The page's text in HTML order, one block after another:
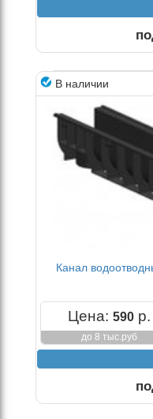
В наличии
Канал
Цена: 590р.
до 8 тыс.руб